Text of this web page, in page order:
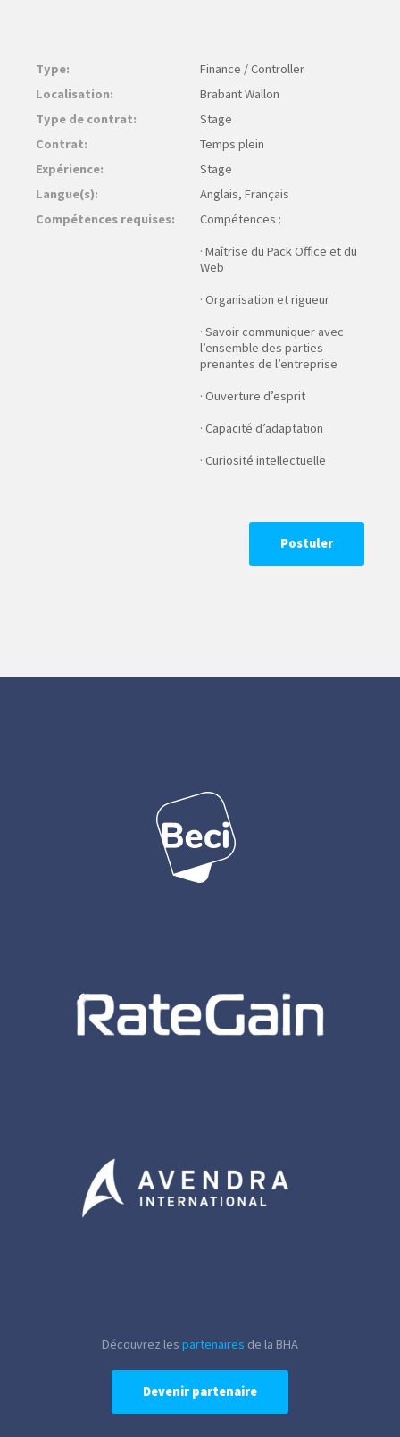
Type:
Finance / Controller
Localisation:
Brabant Wallon
Type de contrat:
Stage
Contrat:
Temps plein
Expérience:
Stage
Langue(s):
Anglais, Français
Compétences requises:
Compétences :
· Maîtrise du Pack Office et du
Web
· Organisation et rigueur
· Savoir communiquer avec
l’ensemble des parties
prenantes de l’entreprise
· Ouverture d’esprit
· Capacité d’adaptation
· Curiosité intellectuelle
Postuler
Découvrez les partenaires de la BHA
Devenir partenaire